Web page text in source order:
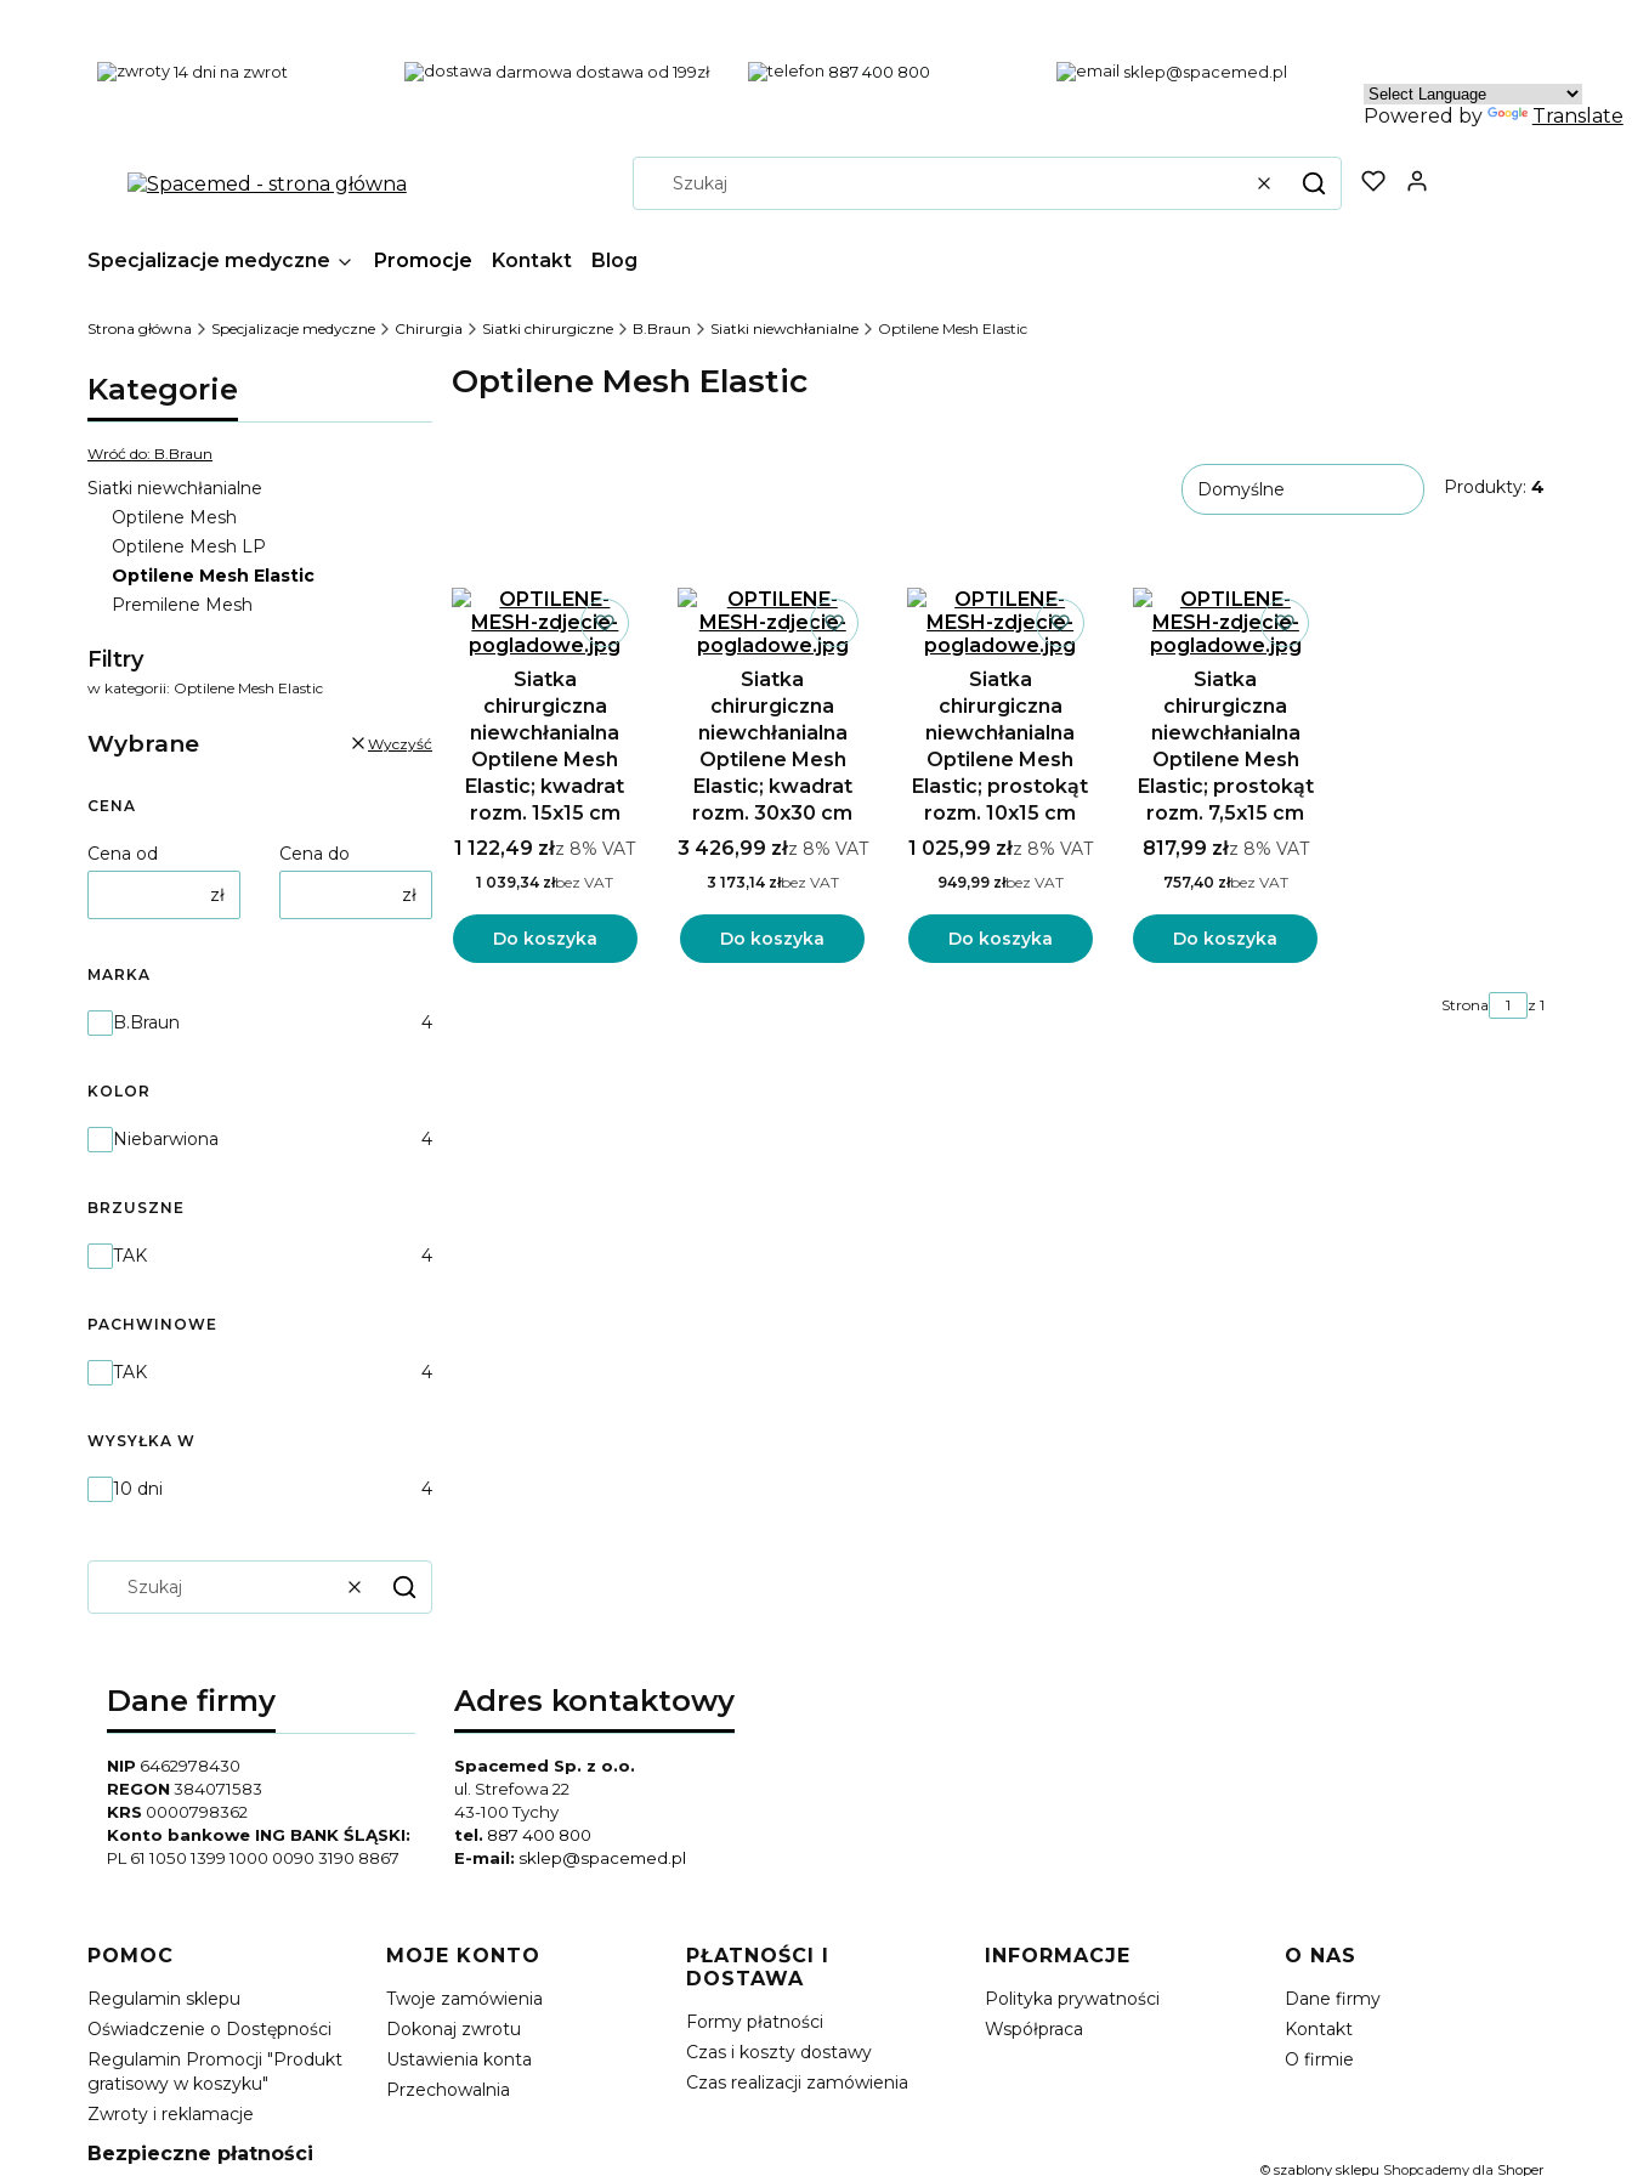
14 dni na zwrot darmowa dostawa od 199zł 887 400 800 sklep@spacemed.pl
Powered by Translate
WyczyśćSzukaj
Specjalizacje medyczne Promocje Kontakt Blog
Strona główna Specjalizacje medyczne Chirurgia Siatki chirurgiczne B.Braun Siatki niewchłanialne Optilene Mesh Elastic
Kategorie
Wróć do: B.Braun
Siatki niewchłanialne
Optilene Mesh
Optilene Mesh LP
Optilene Mesh Elastic
Premilene Mesh
Filtry
w kategorii: Optilene Mesh Elastic
Wybrane Wyczyść
CENA
Cena od
zł
Cena do
zł
MARKA
MarkaB.Braun 4
KOLOR
KolorNiebarwiona 4
BRZUSZNE
Brzuszne
TAK 4
PACHWINOWE
Pachwinowe
TAK 4
WYSYŁKA W
Wysyłka w
10 dni 4
WyczyśćSzukaj
Optilene Mesh Elastic
Domyślne Produkty: 4
Siatka
chirurgiczna
niewchłanialna
Optilene Mesh
Elastic; kwadrat
rozm. 15x15 cm
1 122,49 złz 8% VAT
1 039,34 złbez VAT
Do koszyka
Siatka
chirurgiczna
niewchłanialna
Optilene Mesh
Elastic; kwadrat
rozm. 30x30 cm
3 426,99 złz 8% VAT
3 173,14 złbez VAT
Do koszyka
Siatka
chirurgiczna
niewchłanialna
Optilene Mesh
Elastic; prostokąt
rozm. 10x15 cm
1 025,99 złz 8% VAT
949,99 złbez VAT
Do koszyka
Siatka
chirurgiczna
niewchłanialna
Optilene Mesh
Elastic; prostokąt
rozm. 7,5x15 cm
817,99 złz 8% VAT
757,40 złbez VAT
Do koszyka
Strona z 1
Dane firmy
NIP 6462978430
REGON384071583
KRS 0000798362
Konto bankowe ING BANK ŚLĄSKI:
PL 61 1050 1399 1000 0090 3190 8867
Adres kontaktowy
Spacemed Sp. z o.o.
ul. Strefowa 22
43-100 Tychy
tel. 887 400 800
E-mail: sklep@spacemed.pl
Linki w stopce
POMOC
Regulamin sklepu
Oświadczenie o Dostępności
Regulamin Promocji "Produkt
gratisowy w koszyku"
Zwroty i reklamacje
MOJE KONTO
Twoje zamówienia
Dokonaj zwrotu
Ustawienia konta
Przechowalnia
PŁATNOŚCI I
DOSTAWA
Formy płatności
Czas i koszty dostawy
Czas realizacji zamówienia
INFORMACJE
Polityka prywatności
Współpraca
O NAS
Dane firmy
Kontakt
O firmie
Bezpieczne płatności
© szablony sklepu Shopcademy dla Shoper